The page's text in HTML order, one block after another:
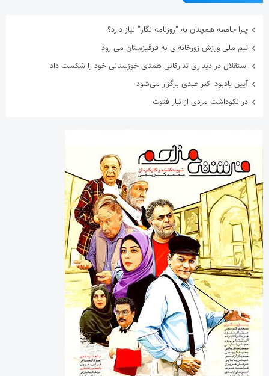
چرا جامعه همچنان به “روزنامه نگار” نیاز دارد؟
تیم ملی ورزش زورخانه‌ای به قرقیزستان می رود
استقلال در دیداری تدارکاتی همتای خوزستانی خود را شکست داد
آیین یادبود اکبر عبدی برگزار می‌شود
در نکوداشت مردی از تبار فتوت